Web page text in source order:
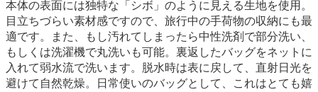
本体の表面には独特な「シボ」のように見える生地を使用。
目立ちづらい素材感ですので、旅行中の手荷物の収納にも最
適です。また、もし汚れてしまったら中性洗剤で部分洗い、
もしくは洗濯機で丸洗いも可能。裏返したバッグをネットに
入れて弱水流で洗います。脱水時は表に戻して、直射日光を
避けて自然乾燥。日常使いのバッグとして、これはとても嬉